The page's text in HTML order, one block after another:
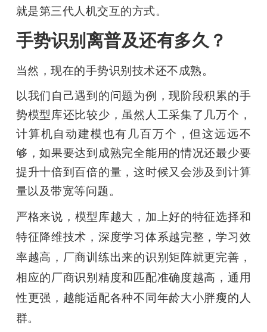
就是第三代人机交互的方式。
手势识别离普及还有多久？
当然，现在的手势识别技术还不成熟。
以我们自己遇到的问题为例，现阶段积累的手
势模型库还比较少，虽然人工采集了几万个，
计算机自动建模也有几百万个，但这远远不
够，如果要达到成熟完全能用的情况还最少要
提升十倍到百倍的量，这时候又会涉及到计算
量以及带宽等问题。
严格来说， 模型库越大，加上好的特征选择和
特征降维技术，深度学习体系越完整，学习效
率越高，厂商训练出来的识别矩阵就更完善，
相应的厂商识别精度和匹配准确度越高，通用
性更强，越能适配各种不同年龄大小胖瘦的人
群。